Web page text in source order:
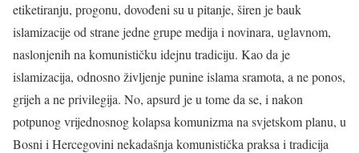
etiketiranju, progonu, dovođeni su u pitanje, širen je bauk
islamizacije od strane jedne grupe medija i novinara, uglavnom,
naslonjenih na komunističku idejnu tradiciju. Kao da je
islamizacija, odnosno življenje punine islama sramota, a ne ponos,
grijeh a ne privilegija. No, apsurd je u tome da se, i nakon
potpunog vrijednosnog kolapsa komunizma na svjetskom planu, u
Bosni i Hercegovini nekadašnja komunistička praksa i tradicija